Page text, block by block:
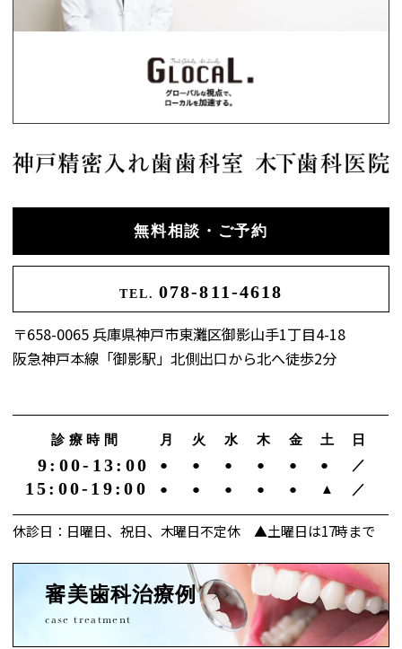
無料相談・ご予約
TEL. 078-811-4618
〒658-0065 兵庫県神戸市東灘区御影山手1丁目4-18
阪急神戸本線「御影駅」北側出口から北へ徒歩2分
審美歯科治療例
case treatment
診療時間 月 火 水 木 金 土 日
9:00-13:00 ● ● ● ● ● ● ／
15:00-19:00 ● ● ● ● ● ▲ ／
休診日：日曜日、祝日、木曜日不定休 ▲土曜日は17時まで